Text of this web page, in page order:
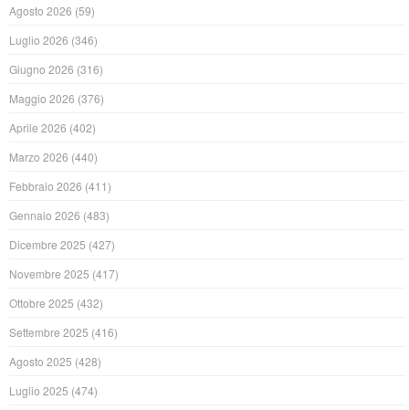
Agosto 2026 (59)
Luglio 2026 (346)
Giugno 2026 (316)
Maggio 2026 (376)
Aprile 2026 (402)
Marzo 2026 (440)
Febbraio 2026 (411)
Gennaio 2026 (483)
Dicembre 2025 (427)
Novembre 2025 (417)
Ottobre 2025 (432)
Settembre 2025 (416)
Agosto 2025 (428)
Luglio 2025 (474)